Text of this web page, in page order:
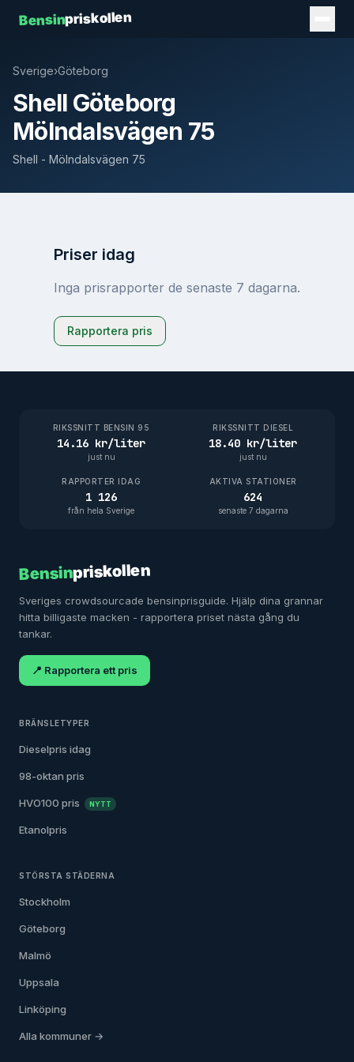
Bensinpriskollen
Sverige›Göteborg
Shell Göteborg
Mölndalsvägen 75
Shell - Mölndalsvägen 75
Priser idag
Inga prisrapporter de senaste 7 dagarna.
Rapportera pris
RIKSSNITT BENSIN 95
14.16 kr/liter
just nu
RIKSSNITT DIESEL
18.40 kr/liter
just nu
RAPPORTER IDAG
1 126
från hela Sverige
AKTIVA STATIONER
624
senaste 7 dagarna
Bensinpriskollen
Sveriges crowdsourcade bensinprisguide. Hjälp dina grannar
hitta billigaste macken - rapportera priset nästa gång du
tankar.
📍 Rapportera ett pris
BRÄNSLETYPER
Dieselpris idag
98-oktan pris
HVO100 pris NYTT
Etanolpris
STÖRSTA STÄDERNA
Stockholm
Göteborg
Malmö
Uppsala
Linköping
Alla kommuner →